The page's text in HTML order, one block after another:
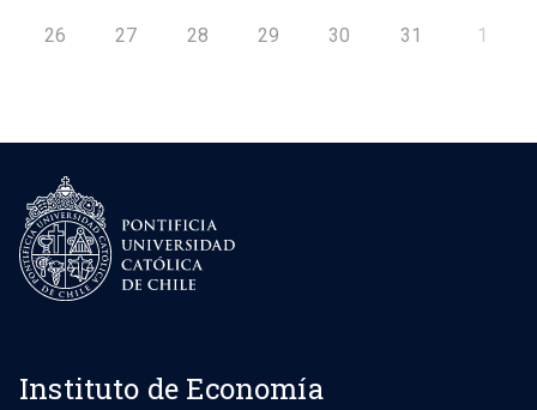
26 27 28 29 30 31 1
Instituto de Economía